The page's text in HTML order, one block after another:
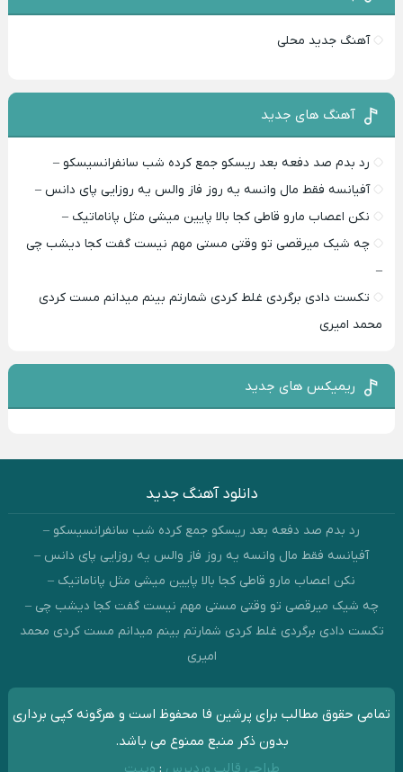
آهنگ جدید محلی
آهنگ های جدید
رد بدم صد دفعه بعد ریسکو جمع کرده شب سانفرانسیسکو –
آفیانسه فقط مال وانسه یه روز فاز والس یه روزایی پای دانس –
نکن اعصاب مارو قاطی کجا بالا پایین میشی مثل پاناماتیک –
چه شیک میرقصی تو وقتی مستی مهم نیست گفت کجا دیشب چی
–
تکست دادی برگردی غلط کردی شمارتم بینم میدانم مست کردی
محمد امیری
ریمیکس های جدید
دانلود آهنگ جدید
رد بدم صد دفعه بعد ریسکو جمع کرده شب سانفرانسیسکو –
آفیانسه فقط مال وانسه یه روز فاز والس یه روزایی پای دانس –
نکن اعصاب مارو قاطی کجا بالا پایین میشی مثل پاناماتیک –
چه شیک میرقصی تو وقتی مستی مهم نیست گفت کجا دیشب چی –
تکست دادی برگردی غلط کردی شمارتم بینم میدانم مست کردی محمد
امیری
تمامی حقوق مطالب برای پرشین فا محفوظ است و هرگونه کپی برداری
بدون ذکر منبع ممنوع می باشد.
طراحی قالب وردپرس : وبیت